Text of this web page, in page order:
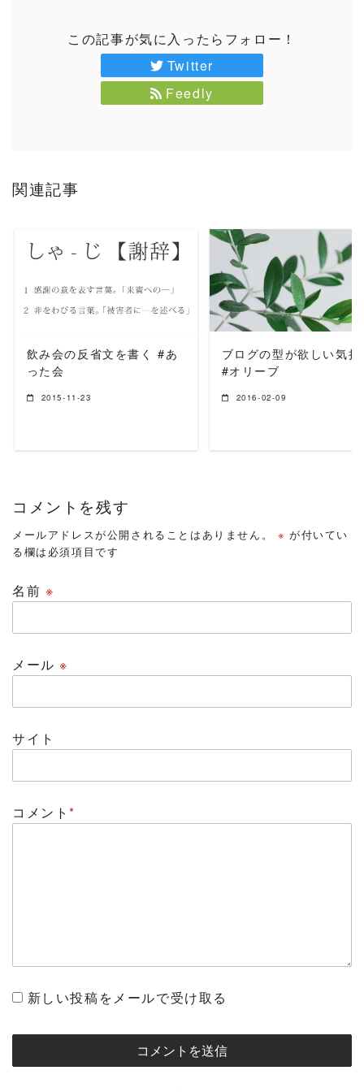
この記事が気に入ったらフォロー！
Twitter
Feedly
関連記事
飲み会の反省文を書く #あ
った会
2015-11-23
READ MORE
ブログの型が欲しい気持
#オリーブ
2016-02-09
コメントを残す
メールアドレスが公開されることはありません。 ※ が付いてい
る欄は必須項目です
名前 ※
メール※
サイト
コメント*
新しい投稿をメールで受け取る